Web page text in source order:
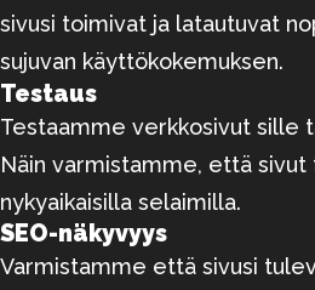
sivusi toimivat ja latautuvat
sujuvan käyttökokemuksen.
Testaus
Testaamme verkkosivut sille
Näin varmistamme, että sivut
nykyaikaisilla selaimilla.
SEO-näkyvyys
Varmistamme että sivusi